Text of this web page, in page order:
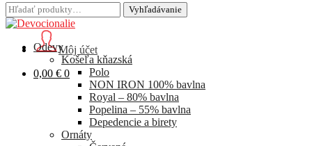
Hľadať: Vyhľadávanie
Môj účet
0,00 € 0
Hľadať: Vyhľadávanie
Odevy
Košeľa kňazská
Polo
NON IRON 100% bavlna
Royal – 80% bavlna
Popelina – 55% bavlna
Depedencie a birety
Ornáty